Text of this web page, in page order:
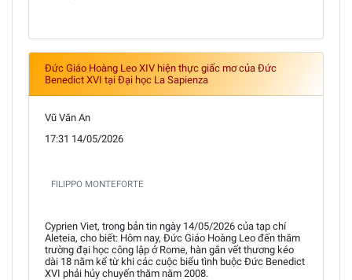
Đức Giáo Hoàng Leo XIV hiện thực giấc mơ của Đức
Benedict XVI tại Đại học La Sapienza
Vũ Văn An
17:31 14/05/2026
FILIPPO MONTEFORTE
Cyprien Viet, trong bản tin ngày 14/05/2026 của tạp chí
Aleteia, cho biết: Hôm nay, Đức Giáo Hoàng Leo đến thăm
trường đại học công lập ở Rome, hàn gắn vết thương kéo
dài 18 năm kể từ khi các cuộc biểu tình buộc Đức Benedict
XVI phải hủy chuyến thăm năm 2008.